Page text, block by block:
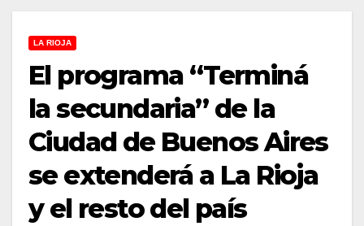
LA RIOJA
El programa “Terminá
la secundaria” de la
Ciudad de Buenos Aires
se extenderá a La Rioja
y el resto del país